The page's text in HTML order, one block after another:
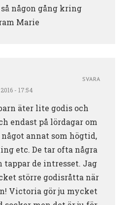
någon gång kring
Marie
- 17:54
äter lite godis och
endast på lördagar om
annat som högtid,
etc. De tar ofta några
tappar de intresset. Jag
större godisråtta när
Victoria gör ju mycket
SVARA